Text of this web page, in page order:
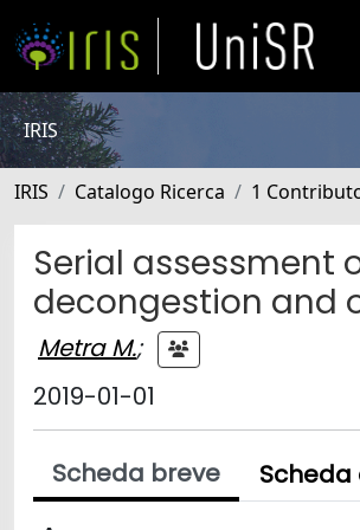
IRIS
IRIS Catalogo Ricerca 1
Serial assessment
decongestion and
Metra M.;
2019-01-01
Scheda breve